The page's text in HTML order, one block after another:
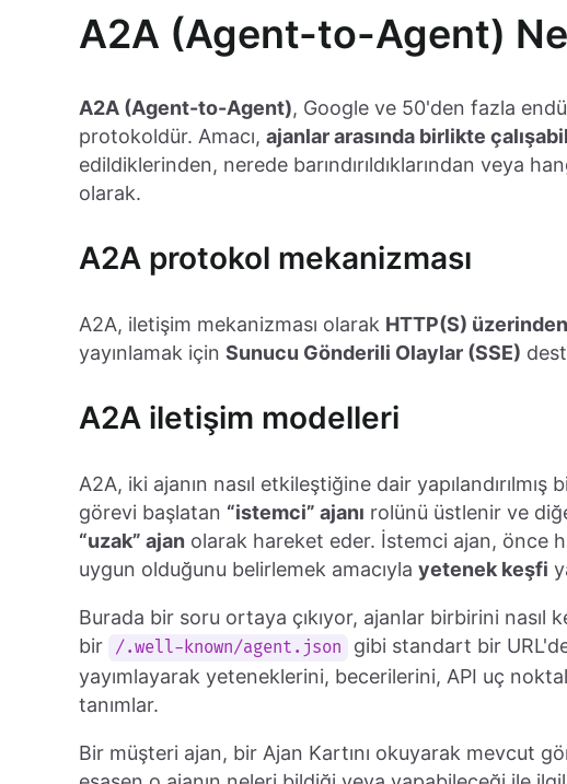
A2A (Agent-to-Agent)
A2A (Agent-to-Agent), Google ve 50'den fazla
protokoldür. Amacı, ajanlar arasında birlikte
edildiklerinden, nerede barındırıldıklarından veya
olarak.
A2A protokol mekanizması
A2A, iletişim mekanizması olarak HTTP(S)
yayınlamak için Sunucu Gönderili Olaylar (SSE)
A2A iletişim modelleri
A2A, iki ajanın nasıl etkileştiğine dair
görevi başlatan “istemci” ajanı rolünü üstlenir ve
“uzak” ajan olarak hareket eder. İstemci ajan, önce
uygun olduğunu belirlemek amacıyla yetenek keşfi
Burada bir soru ortaya çıkıyor, ajanlar birbirini nasıl
bir
/.well-known/agent.json
gibi standart bir
yayımlayarak yeteneklerini, becerilerini, API uç
tanımlar.
Bir müşteri ajan, bir Ajan Kartını okuyarak mevcut